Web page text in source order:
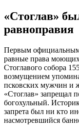
«Стоглав»
равноправия
Первым официальным
равные права
Стоглавого собора
возмущением
псковских мужчин и
«Стоглав» запрещал
богохульный.
запрета был ни кто
насмотревшийся